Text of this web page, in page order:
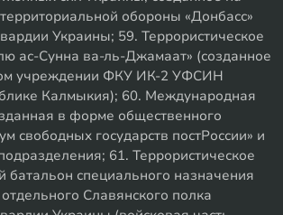
обороны «Донбасс»
Украины; 59. Террористическое
ас-Сунна ва-ль-Джамаат» (созданное
учреждении ФКУ ИК-2 УФСИН
Калмыкия); 60. Международная
в форме общественного
свободных государств постРоссии» и
61. Террористическое
батальон специального назначения
Славянского полка